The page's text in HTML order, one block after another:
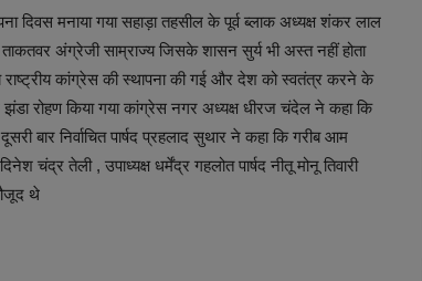
दिवस मनाया गया सहाड़ा तहसील के पूर्व ब्लाक अध्यक्ष शंकर लाल
अंग्रेजी साम्राज्य जिसके शासन सुर्य भी अस्त नहीं होता
कांग्रेस की स्थापना की गई और देश को स्वतंत्र करने के
रोहण किया गया कांग्रेस नगर अध्यक्ष धीरज चंदेल ने कहा कि
बार निर्वाचित पार्षद प्रहलाद सुथार ने कहा कि गरीब आम
तेली , उपाध्यक्ष धर्मेंद्र गहलोत पार्षद नीतू मोनू तिवारी
थे